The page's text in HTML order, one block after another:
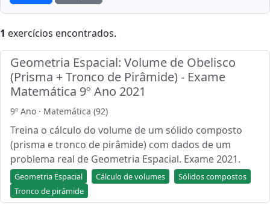
1 exercícios encontrados.
Geometria Espacial: Volume de Obelisco
(Prisma + Tronco de Pirâmide) - Exame
Matemática 9º Ano 2021
9º Ano · Matemática (92)
Treina o cálculo do volume de um sólido composto
(prisma e tronco de pirâmide) com dados de um
problema real de Geometria Espacial. Exame 2021.
Geometria Espacial Cálculo de volumes
Sólidos compostos
Tronco de pirâmide